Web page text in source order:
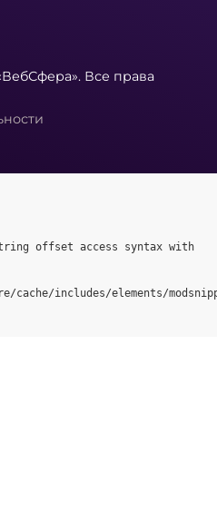
Все права
cache/includes/elements/